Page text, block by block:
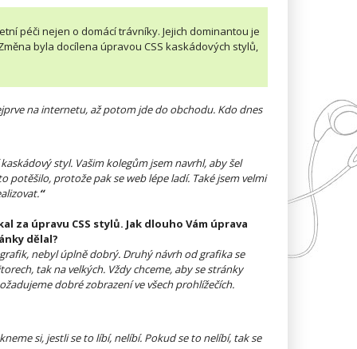
péči nejen o domácí trávníky. Jejich dominantou je
byla docílena úpravou CSS kaskádových stylů,
na internetu, až potom jde do obchodu. Kdo dnes
styl. Vašim kolegům jsem navrhl, aby šel
protože pak se web lépe ladí. Také jsem velmi
“
úpravu CSS stylů. Jak dlouho Vám úprava
dělal?
nebyl úplně dobrý. Druhý návrh od grafika se
tak na velkých. Vždy chceme, aby se stránky
dobré zobrazení ve všech prohlížečích.
si, jestli se to líbí, nelíbí. Pokud se to nelíbí, tak se